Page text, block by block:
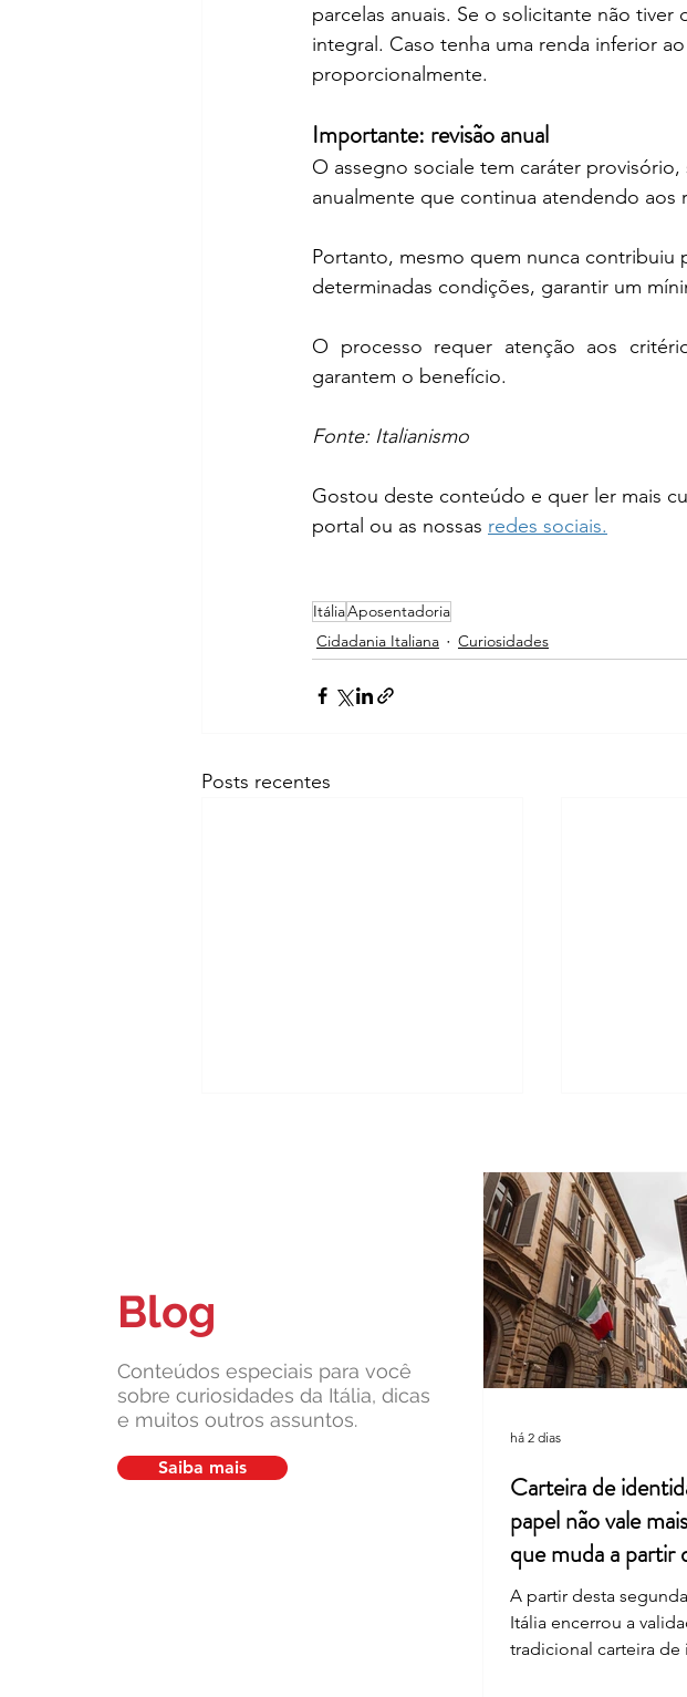
parcelas anuais. Se o solicitante não
integral. Caso tenha uma renda inferior
proporcionalmente.
Importante: revisão anual
O assegno sociale tem caráter
anualmente que continua atendendo aos
Portanto, mesmo quem nunca contribuiu
determinadas condições, garantir um
O processo requer atenção aos
garantem o benefício.
Fonte: Italianismo
Gostou deste conteúdo e quer ler mais
portal ou as nossas redes sociais.
ItáliaAposentadoria
Cidadania Italiana
Curiosidades
Posts recentes
Carta de Identidade Italiana para
com a Leardini Consulenze
Suprema
pedidos de
demora do
Blog
Conteúdos especiais para você
sobre curiosidades da Itália, dicas
e muitos outros assuntos.
Saiba mais
Carteira de
papel não vale
que muda a partir
A partir desta
Itália encerrou a
tradicional carteira
há 2 dias